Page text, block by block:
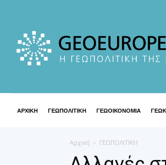
ΑΡΧΙΚΗ ΓΕΩΠΟΛΙΤΙΚΗ ΓΕΩΟΙΚΟΝΟΜΙΑ
Αρχική ΓΕΩΠΟΛΙΤΙΚΗ